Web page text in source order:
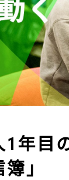
年目
」